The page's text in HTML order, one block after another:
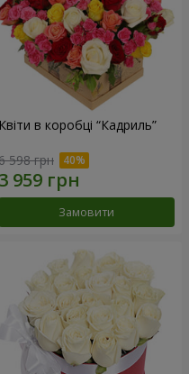
Квіти в коробці “Кадриль”
598 грн
Замовити